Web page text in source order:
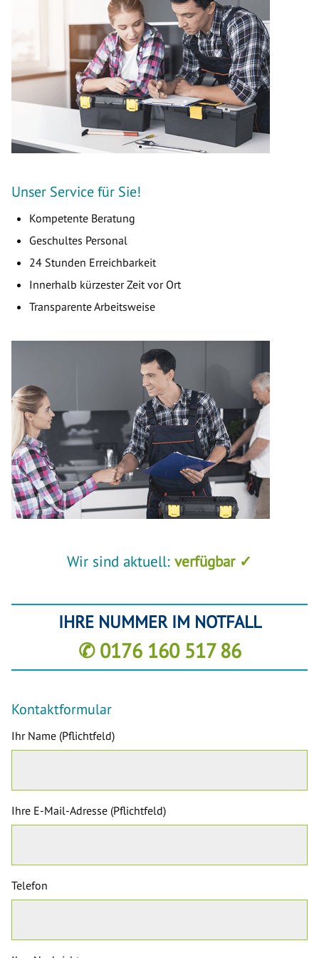
Unser Service für Sie!
Kompetente Beratung
Geschultes Personal
24 Stunden Erreichbarkeit
Innerhalb kürzester Zeit vor Ort
Transparente Arbeitsweise
Wir sind aktuell: verfügbar ✓
IHRE NUMMER IM NOTFALL
✆ 0176 160 517 86
Kontaktformular
Ihr Name (Pflichtfeld)
Ihre E-Mail-Adresse (Pflichtfeld)
Telefon